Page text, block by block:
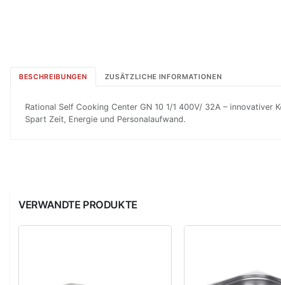
BESCHREIBUNGEN ZUSÄTZLICHE INFORMATIONEN
Rational Self Cooking Center GN 10 1/1 400V/ 32A –
Spart Zeit, Energie und Personalaufwand.
VERWANDTE PRODUKTE